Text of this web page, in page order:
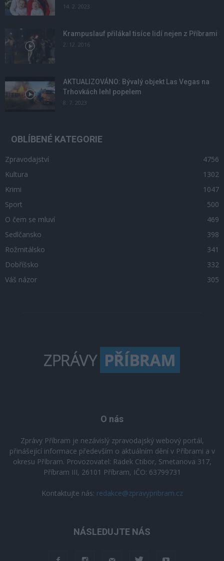
14. 2. 2023
Krampuslauf přilákal tisíce lidí nejen z Příbrami
2. 12. 2016
AKTUALIZOVÁNO: Bývalý objekt Las Vegas na
Trhovkách lehl popelem
8. 7. 2023
OBLÍBENÉ KATEGORIE
Zpravodajství
4756
Kultura
1302
Krimi
1047
Sport
500
O čem se mluví
469
Sedlčansko
398
Rožmitálsko
341
Dobříšsko
332
Váš názor
305
O nás
Zprávy Příbram je nezávislý zpravodajský webový portál,
přinášející informace především o aktuálním dění v Příbrami a v
okresu Příbram. Provozovatel: Radek Ctibor, Smetanova 317,
Příbram III, 26101 Příbram, IČO: 63799731
Kontaktujte nás: redakce@zpravypribram.cz
NÁSLEDUJTE NÁS